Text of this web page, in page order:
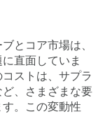
とコア市場は、
直面していま
ストは、サプラ
、さまざまな要
。この変動性